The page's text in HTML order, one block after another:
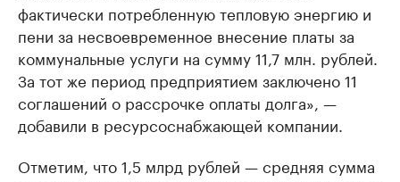
фактически потребленную тепловую энергию и
пени за несвоевременное внесение платы за
коммунальные услуги на сумму 11,7 млн. рублей.
За тот же период предприятием заключено 11
соглашений о рассрочке оплаты долга», —
добавили в ресурсоснабжающей компании.
Отметим, что 1,5 млрд рублей — средняя сумма